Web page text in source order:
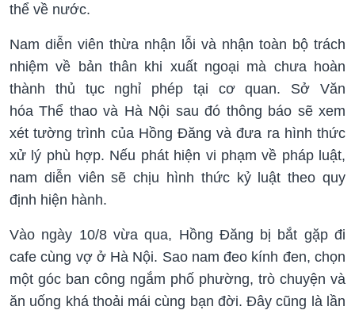
thể về nước.
Nam diễn viên thừa nhận lỗi và nhận toàn bộ trách
nhiệm về bản thân khi xuất ngoại mà chưa hoàn
thành thủ tục nghỉ phép tại cơ quan. Sở Văn
hóa Thể thao và Hà Nội sau đó thông báo sẽ xem
xét tường trình của Hồng Đăng và đưa ra hình thức
xử lý phù hợp. Nếu phát hiện vi phạm về pháp luật,
nam diễn viên sẽ chịu hình thức kỷ luật theo quy
định hiện hành.
Vào ngày 10/8 vừa qua, Hồng Đăng bị bắt gặp đi
cafe cùng vợ ở Hà Nội. Sao nam đeo kính đen, chọn
một góc ban công ngắm phố phường, trò chuyện và
ăn uống khá thoải mái cùng bạn đời. Đây cũng là lần